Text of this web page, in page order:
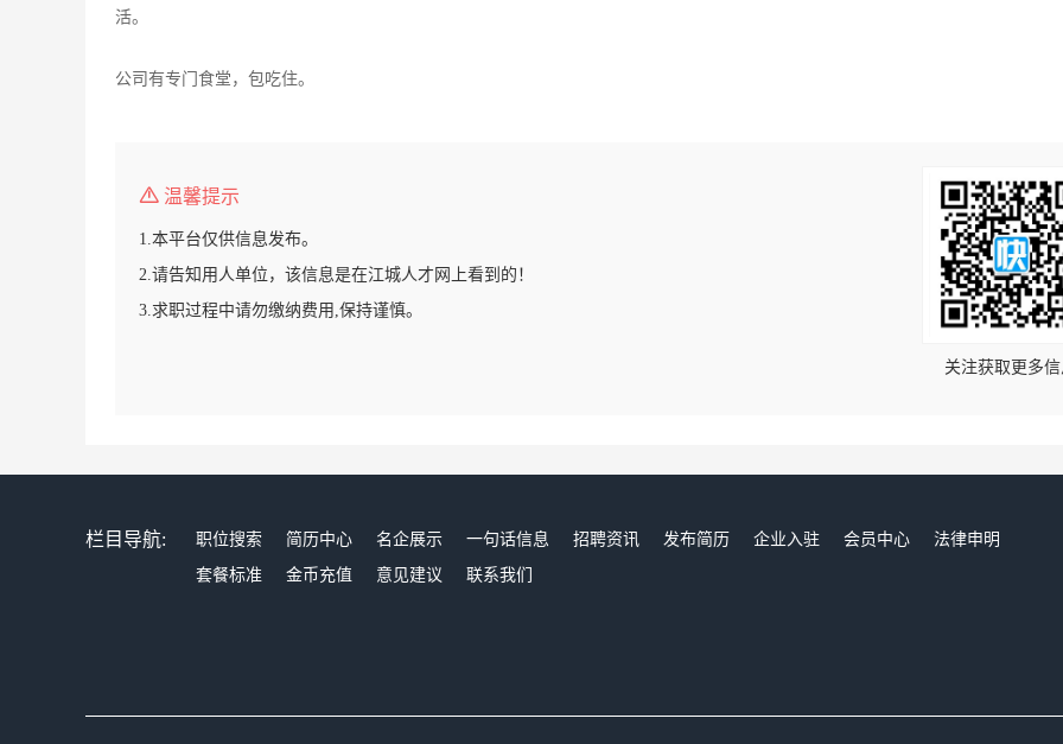
活。
公司有专门食堂，包吃住。
温馨提示
1.本平台仅供信息发布。
2.请告知用人单位，该信息是在江城人才网上看到的！
3.求职过程中请勿缴纳费用,保持谨慎。
关注获取更多
栏目导航: 职位搜索 简历中心 名企展示 一句话信息 招聘资讯 发布简历 企业入驻 会员中心
法律申明
套餐标准
金币充值 意见建议 联系我们